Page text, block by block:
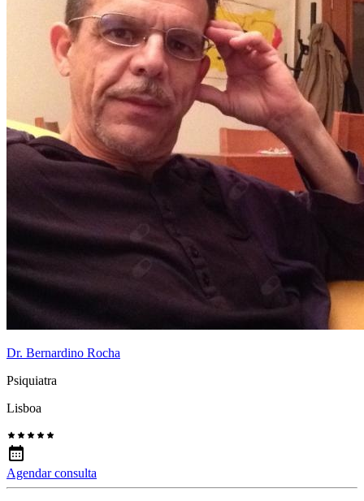
Dr. Bernardino Rocha
Psiquiatra
Lisboa
Agendar consulta